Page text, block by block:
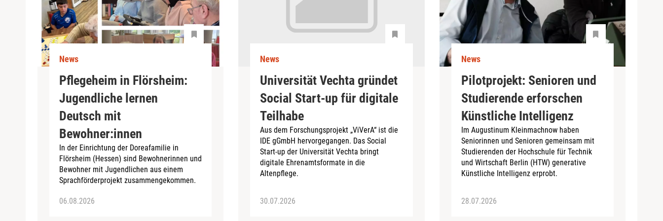
News
Pflegeheim in Flörsheim:
Jugendliche lernen
Deutsch mit
Bewohner:innen
In der Einrichtung der Doreafamilie in
Flörsheim (Hessen) sind Bewohnerinnen und
Bewohner mit Jugendlichen aus einem
Sprachförderprojekt zusammengekommen.
06.08.2026
News
Universität Vechta gründet
Social Start-up für digitale
Teilhabe
Aus dem Forschungsprojekt „ViVerA“ ist die
IDE gGmbH hervorgegangen. Das Social
Start-up der Universität Vechta bringt
digitale Ehrenamtsformate in die
Altenpflege.
30.07.2026
News
Pilotprojekt: Senioren und
Studierende erforschen
Künstliche Intelligenz
Im Augustinum Kleinmachnow haben
Seniorinnen und Senioren gemeinsam mit
Studierenden der Hochschule für Technik
und Wirtschaft Berlin (HTW) generative
Künstliche Intelligenz erprobt.
28.07.2026